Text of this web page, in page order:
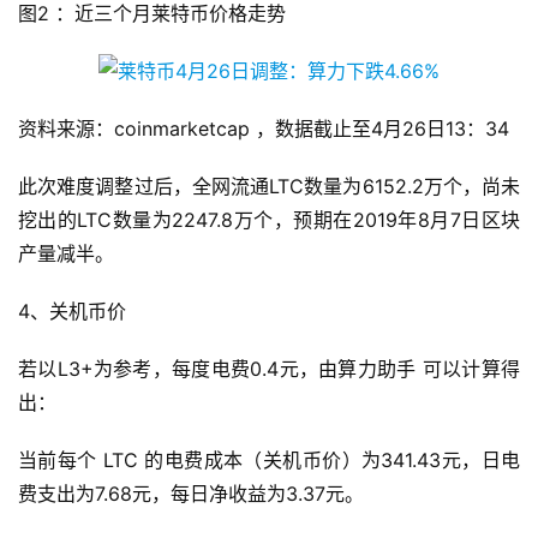
图2 ：近三个月莱特币价格走势
资料来源：coinmarketcap ，数据截止至4月26日13：34
此次难度调整过后，全网流通LTC数量为6152.2万个，尚未
挖出的LTC数量为2247.8万个，预期在2019年8月7日区块
产量减半。
4、关机币价
若以L3+为参考，每度电费0.4元，由算力助手 可以计算得
出：
当前每个 LTC 的电费成本（关机币价）为341.43元，日电
费支出为7.68元，每日净收益为3.37元。